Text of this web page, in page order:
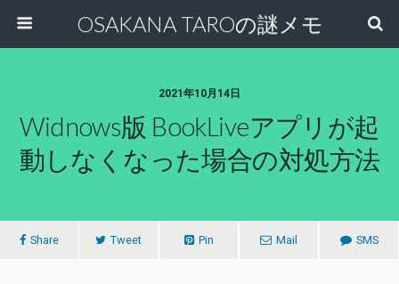
OSAKANA TAROの謎メモ
2021年10月14日
Widnows版 BookLiveアプリが起
動しなくなった場合の対処方法
Share Tweet Pin Mail SMS